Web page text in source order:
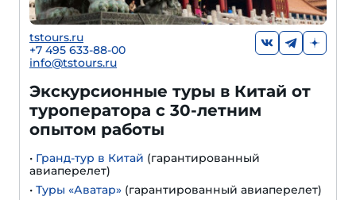
tstours.ru
+7 495 633-88-00
info@tstours.ru
Экскурсионные туры в Китай от
туроператора с 30-летним
опытом работы
• Гранд-тур в Китай (гарантированный
авиаперелет)
• Туры «Аватар» (гарантированный авиаперелет)